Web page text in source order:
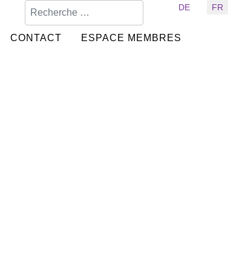
Sélectionnez votre langue
DE FR
CONTACT ESPACE MEMBRES